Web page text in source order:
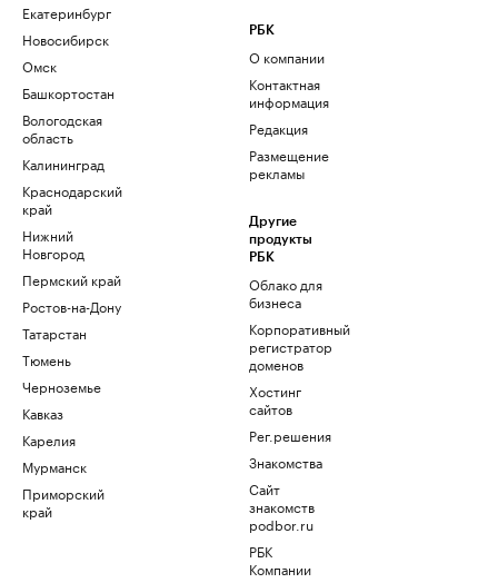
Екатеринбург
Новосибирск
Омск
Башкортостан
Вологодская
область
Калининград
Краснодарский
край
Нижний
Новгород
Пермский край
Ростов-на-Дону
Татарстан
Тюмень
Черноземье
Кавказ
Карелия
Мурманск
Приморский
край
РБК
О компании
Контактная
информация
Редакция
Размещение
рекламы
Другие
продукты
РБК
Облако для
бизнеса
Корпоративный
регистратор
доменов
Хостинг
сайтов
Рег.решения
Знакомства
Сайт
знакомств
podbor.ru
РБК
Компании